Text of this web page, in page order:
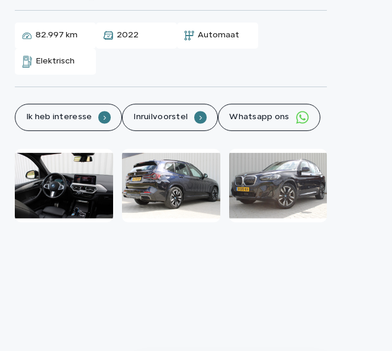
Over ons
Contact
82.997 km 2022 Automaat
Elektrisch
Ik heb interesse . Inruilvoorstel . Whatsapp ons